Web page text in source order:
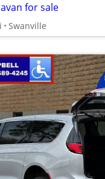
for sale
Swanville